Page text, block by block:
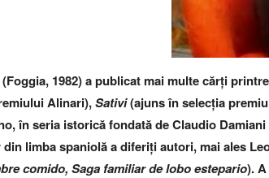
1982) a publicat mai multe cărți
Alinari),Sativi(ajuns în selecția
în seria istorică fondată de Claudio
limba spaniolă a diferiți autori, mai ales
comido, Saga familiar de lobo estepario).